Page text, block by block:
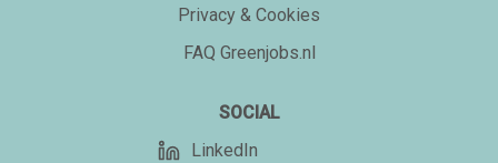
Privacy & Cookies
FAQ Greenjobs.nl
SOCIAL
LinkedIn